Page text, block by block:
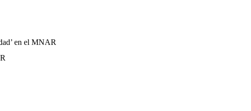
en el MNAR